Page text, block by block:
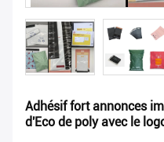
Adhésif fort annonces
d'Eco de poly avec le